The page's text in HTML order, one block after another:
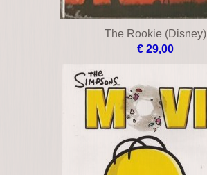
The Rookie (Disney)
€ 29,00